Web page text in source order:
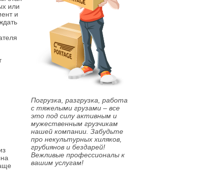
или
и
Погрузка, разгрузка, работа
с тяжелыми грузами – все
это под силу активным и
мужественным грузчикам
нашей компании. Забудьте
про некультурных хиляков,
грубиянов и бездарей!
Вежливые профессионалы к
вашим услугам!